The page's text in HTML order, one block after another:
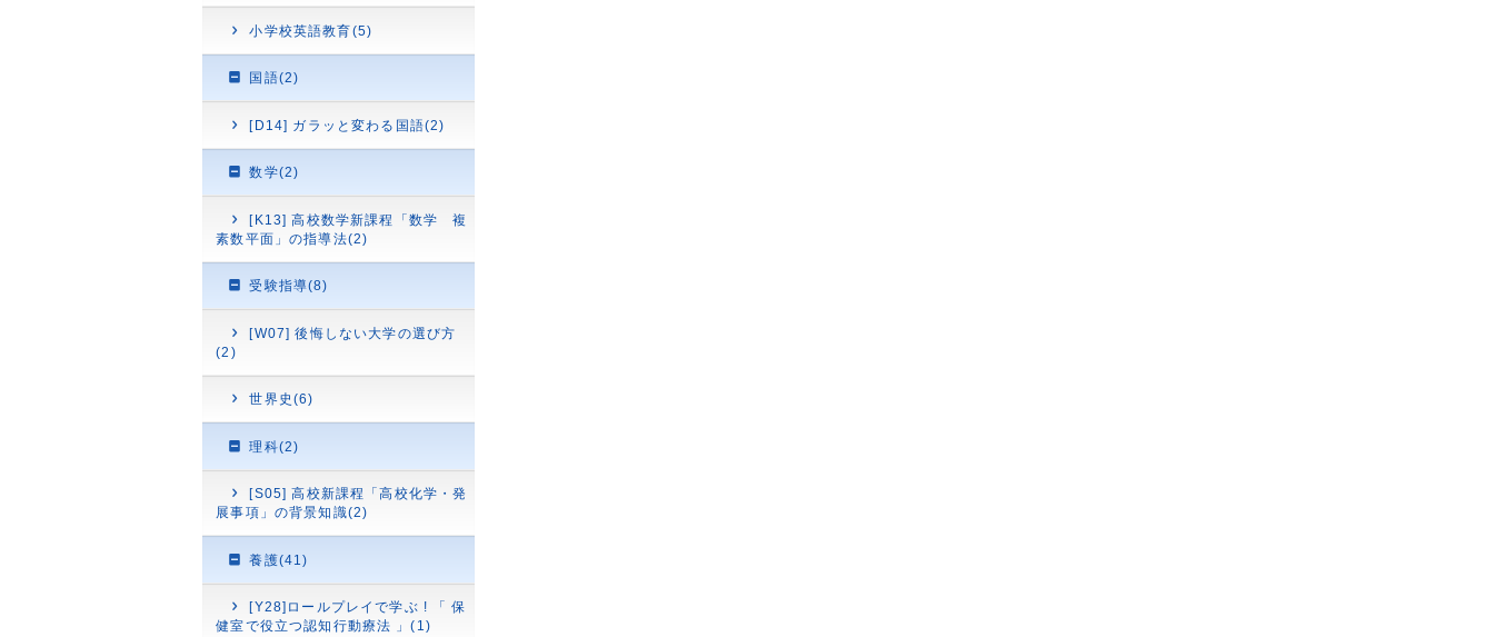
小学校英語教育(5)
国語(2)
[D14] ガラッと変わる国語(2)
数学(2)
[K13] 高校数学新課程「数学 複
素数平面」の指導法(2)
受験指導(8)
[W07] 後悔しない大学の選び方
(2)
世界史(6)
理科(2)
[S05] 高校新課程「高校化学・発
展事項」の背景知識(2)
養護(41)
[Y28]ロールプレイで学ぶ ! 「 保
健室で役立つ認知行動療法 」(1)